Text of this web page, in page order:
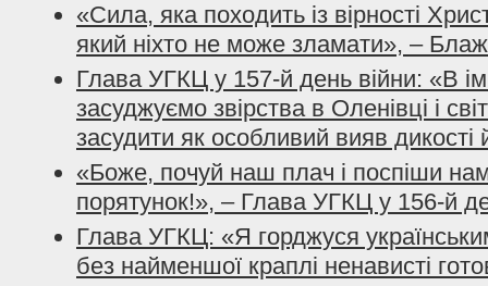
«Сила, яка походить із вірності
який ніхто не може зламати», –
Глава УГКЦ у 157-й день війни: «В
засуджуємо звірства в Оленівці і
засудити як особливий вияв дикості
«Боже, почуй наш плач і поспіши
порятунок!», – Глава УГКЦ у 156-й
Глава УГКЦ: «Я горджуся
без найменшої краплі ненависті